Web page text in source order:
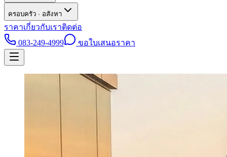
ครอบครัว · อสังหา
ราคาเกี่ยวกับเราติดต่อ
083-249-4999
ขอใบเสนอราคา